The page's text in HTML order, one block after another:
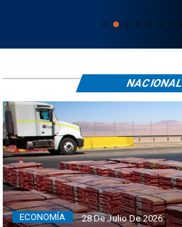
ECONOMÍA 28 De Julio De 2026
NACIONAL